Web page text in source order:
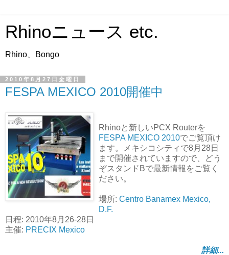
Rhinoニュース etc.
Rhino、Bongo
2010年8月27日金曜日
FESPA MEXICO 2010開催中
Rhinoと新しいPCX Routerを
FESPA MEXICO 2010でご覧頂け
ます。メキシコシティで8月28日
まで開催されていますので、どう
ぞスタンドBで最新情報をご覧く
ださい。
場所: Centro Banamex Mexico,
D.F.
日程: 2010年8月26-28日
主催: PRECIX Mexico
詳細...